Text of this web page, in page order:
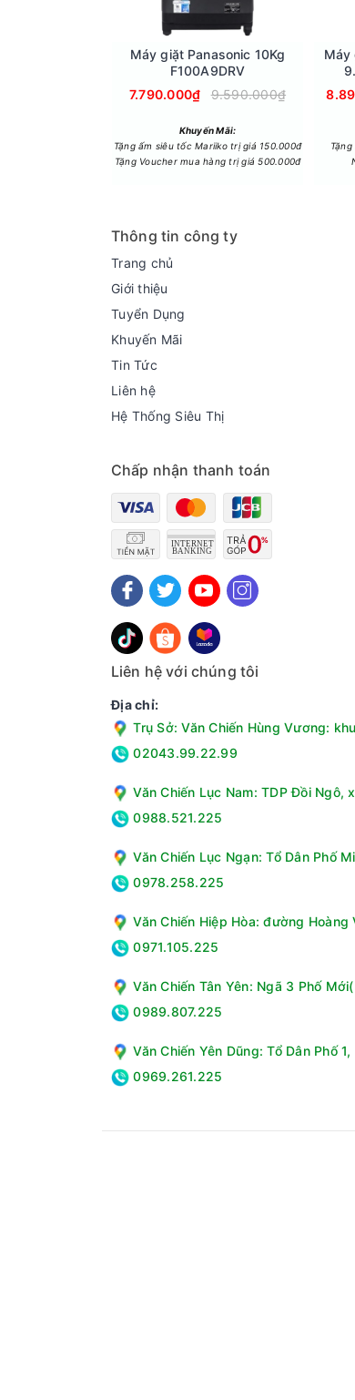
Thiết kế tiện lợi
Nắp máy có trợ lực chống kẹt tay,
Chất liệu bền bỉ
Vỏ kim loại sơn tĩnh điện bền, chống
Nắp máy làm từ kính cường lực chịu
Các tính năng và công nghệ trên máy
Công nghệ giặt tiên tiến: Máy giặt
Mâm giặt kháng khuẩn ABT: Giúp
Lồng giặt Pillow: Được thiết kế đặc
dễ hiểu.
Các tiện ích khác
Khóa trẻ em: Giúp bảo vệ trẻ nhỏ
Tự ngắt nguồn điện và tự khởi động
Hộp đánh tan bột giặt TurboX: Giúp
Bộ lọc xơ vải: Giúp lọc sạch xơ vải
Máy giặt Panasonic 10Kg
F100A9DRV
7.790.000₫
9.590.000₫
Khuyến Mãi:
Tặng ấm siêu tốc Mariiko trị giá 150.000đ
Tặng Voucher mua hàng trị giá 500.000đ
Máy
Thông tin công ty
Trang chủ
Giới thiệu
Tuyển Dụng
Khuyến Mãi
Tin Tức
Liên hệ
Hệ Thống Siêu Thị
Chấp nhận thanh toán
Liên hệ với chúng tôi
Địa chỉ:
Trụ Sở: Văn Chiến Hùng Vương:
02043.99.22.99
Văn Chiến Lục Nam: TDP Đồi Ngô,
0988.521.225
Văn Chiến Lục Ngạn: Tổ Dân Phố
0978.258.225
Văn Chiến Hiệp Hòa: đường
0971.105.225
Văn Chiến Tân Yên: Ngã 3 Phố
0989.807.225
Văn Chiến Yên Dũng: Tổ Dân Phố
0969.261.225